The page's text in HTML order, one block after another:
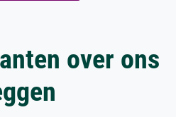
over ons